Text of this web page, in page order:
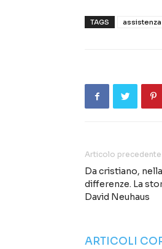
TAGS assistenza
Articolo precedente
Da cristiano,
differenze. La
David Neuhaus
ARTICOLI